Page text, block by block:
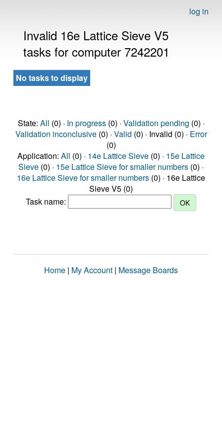
log in
Invalid 16e Lattice Sieve V5
tasks for computer 7242201
No tasks to display
State: All (0) · In progress(0) · Validation pending (0) ·
Validation inconclusive(0) · Valid (0) · Invalid (0) · Error
(0)
Application: All (0) · 14e Lattice Sieve (0) · 15e Lattice
Sieve (0) · 15e Lattice Sieve for smaller numbers (0) ·
16e Lattice Sieve for smaller numbers (0) · 16e Lattice
Sieve V5 (0)
Task name:
Home | My Account | Message Boards